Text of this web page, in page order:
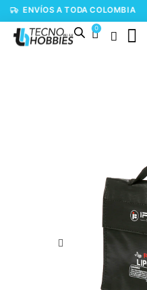
A TODA COLOMBIA •
0